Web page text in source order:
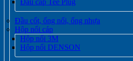
Đầu cáp Tee Plug
Đầu cốt, ống nối, ống nhựa
Hộp nối cáp
Hộp nối 3M
Hộp nối DENSON